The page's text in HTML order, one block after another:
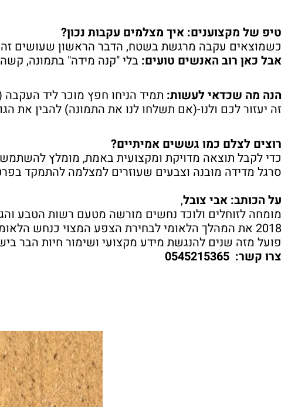
טיפ של מקצוענים: איך מצלמים עקבות נכון?
כשמוצאים עקבה מרגשת בשטח, הדבר הראשון שעושים זה
אבל כאן רוב האנשים טועים: בלי "קנה מידה" בתמונה,
הנה מה שכדאי לעשות: תמיד הניחו חפץ מוכר ליד
זה יעזור לכם ולנו-(אם תשלחו לנו את התמונה) להבין את
רוצים לצלם כמו גששים אמיתיים?
כדי לקבל תוצאה מדויקת ומקצועית באמת, מומלץ
סרגל מדידה מובנה וצבעים שעוזרים למצלמה להתמקד
על הכותב: אבי צובל,
מומחה לזוחלים ולוכד נחשים מורשה מטעם רשות הטבע
2018 את המהלך הלאומי לבחירת הצפע המצוי כנחש הלאומי של ישראל.
פועל מזה שנים להנגשת מידע מקצועי ושימור חיות הבר
צרו קשר: 0545215365